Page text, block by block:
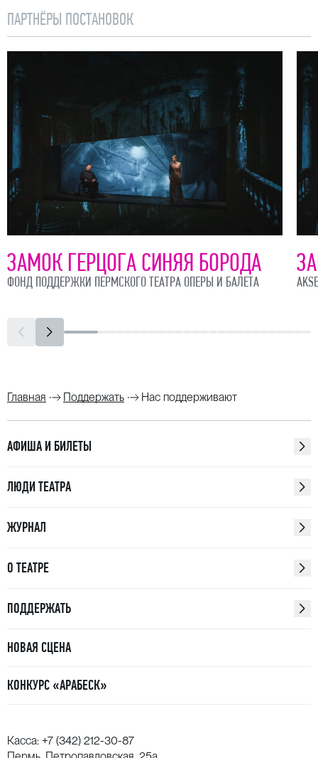
ПАРТНЁРЫ ПОСТАНОВОК
ЗАМОК ГЕРЦОГА СИНЯЯ БОРОДА
ФОНД ПОДДЕРЖКИ ПЕРМСКОГО ТЕАТРА ОПЕРЫ И БАЛЕТА
Главная Поддержать Нас поддерживают
АФИША И БИЛЕТЫ
ЛЮДИ ТЕАТРА
ЖУРНАЛ
О ТЕАТРЕ
ПОДДЕРЖАТЬ
НОВАЯ СЦЕНА
КОНКУРС «АРАБЕСК»
Касса: +7 (342) 212-30-87